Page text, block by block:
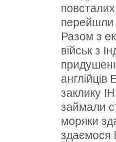
перейшли
Разом з
військ з
заклику
займали
моряки
здаємося